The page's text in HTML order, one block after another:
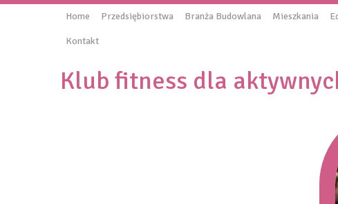
Home Przedsiębiorstwa Branża Budowlana Mieszkania
Kontakt
Klub fitness dla